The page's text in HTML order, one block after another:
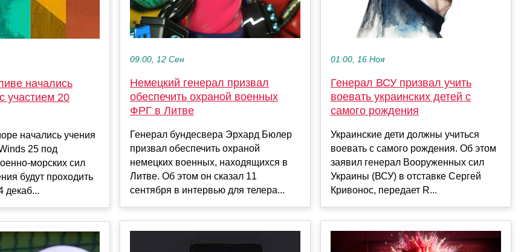
начались
участием 20
начались учения
25 под
морских сил
будут проходить
декаб...
09:00, 12 Сен
Немецкий генерал призвал
обеспечить охраной военных
ФРГ в Литве
Генерал бундесвера Эрхард Бюлер
призвал обеспечить охраной
немецких военных, находящихся в
Литве. Об этом он сказал 11
сентября в интервью для телера...
01:00, 16 Ноя
Генерал ВСУ призвал учить
воевать украинских детей с
самого рождения
Украинские дети должны учиться
воевать с самого рождения. Об этом
заявил генерал Вооруженных сил
Украины (ВСУ) в отставке Сергей
Кривонос, передает R...